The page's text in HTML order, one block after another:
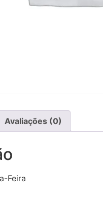
Avaliações (0)
Feira